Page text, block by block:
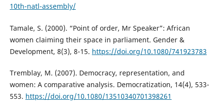
10th-natl-assembly/
Tamale, S. (2000). “Point of order, Mr Speaker”: African
women claiming their space in parliament. Gender &
Development, 8(3), 8-15. https://doi.org/10.1080/741923783
Tremblay, M. (2007). Democracy, representation, and
women: A comparative analysis. Democratization, 14(4), 533-
553. https://doi.org/10.1080/13510340701398261